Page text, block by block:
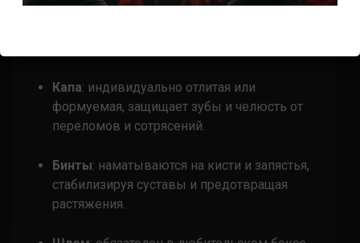
зависимости от веса и категории. Они
Капа: индивидуально отлитая или
формуемая, защищает зубы и челюсть от
переломов и сотрясений.
Бинты: наматываются на кисти и запястья,
стабилизируя суставы и предотвращая
растяжения.